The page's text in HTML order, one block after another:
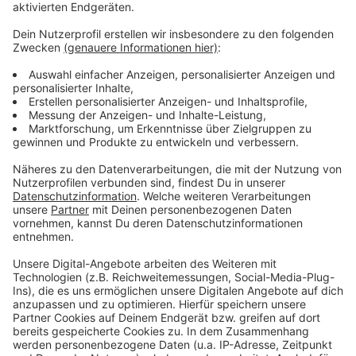
Heute Nachmittag können sich die DEG-Fans von ihrer
Mannschaft verabschieden. Ab 15:30 Uhr gibt es eine
große Abschiedsfeier mit Autogrammstunde im Dome
in Rath.
Anzeige
Weitere Infos und Links zum Thema:
Anzeige
So berichtet die DEG
Anzeige